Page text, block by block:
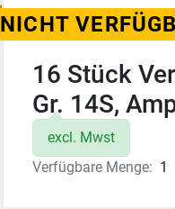
NICHT
16 Stück
Gr. 14S,
excl. Mwst
Verfügbare Menge: 1